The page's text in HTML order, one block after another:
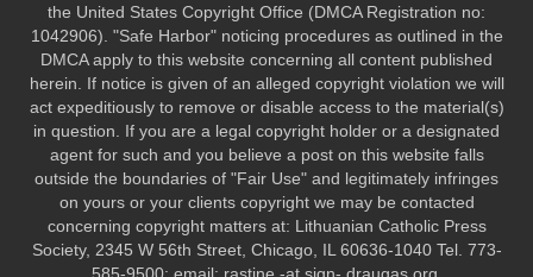
the United States Copyright Office (DMCA Registration no:
1042906). "Safe Harbor" noticing procedures as outlined in the
DMCA apply to this website concerning all content published
herein. If notice is given of an alleged copyright violation we will
act expeditiously to remove or disable access to the material(s)
in question. If you are a legal copyright holder or a designated
agent for such and you believe a post on this website falls
outside the boundaries of "Fair Use" and legitimately infringes
on yours or your clients copyright we may be contacted
concerning copyright matters at: Lithuanian Catholic Press
Society, 2345 W 56th Street, Chicago, IL 60636-1040 Tel. 773-